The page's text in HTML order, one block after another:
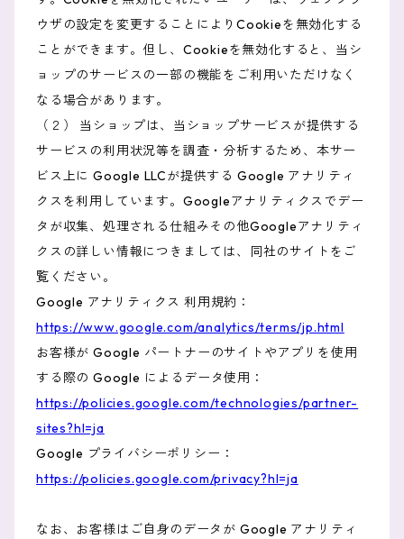
ウザの設定を変更することによりCookieを無効化する
ことができます。但し、Cookieを無効化すると、当シ
ョップのサービスの一部の機能をご利用いただけなく
なる場合があります。
（２） 当ショップは、当ショップサービスが提供する
サービスの利用状況等を調査・分析するため、本サー
ビス上に Google LLCが提供する Google アナリティ
クスを利用しています。Googleアナリティクスでデー
タが収集、処理される仕組みその他Googleアナリティ
クスの詳しい情報につきましては、同社のサイトをご
覧ください。
Google アナリティクス 利用規約：
https://www.google.com/analytics/terms/jp.html
お客様が Google パートナーのサイトやアプリを使用
する際の Google によるデータ使用：
https://policies.google.com/technologies/partner-
sites?hl=ja
Google プライバシーポリシー：
https://policies.google.com/privacy?hl=ja
なお、お客様はご自身のデータが Google アナリティ